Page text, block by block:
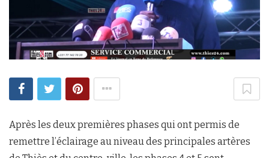
Après les deux premières phases qui ont permis de
remettre l’éclairage au niveau des principales artères